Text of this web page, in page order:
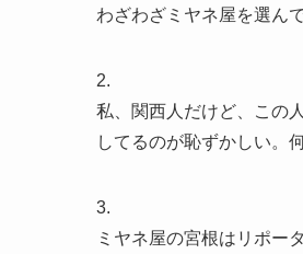
わざわざミヤネ屋を選ん
2.
私、関西人だけど、この
してるのが恥ずかしい。
3.
ミヤネ屋の宮根はリポー